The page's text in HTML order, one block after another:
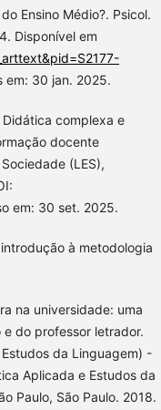
Ensino Médio?. Psicol.
Disponível em
em: 30 jan. 2025.
Didática complexa e
docente
(LES),
em: 30 set. 2025.
à metodologia
na universidade: uma
do professor letrador.
da Linguagem) -
Aplicada e Estudos da
Paulo, São Paulo. 2018.